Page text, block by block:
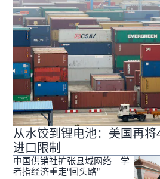
从水饺到锂电池：美国再
进口限制
中国供销社扩张县域网络 学
者指经济重走“回头路”